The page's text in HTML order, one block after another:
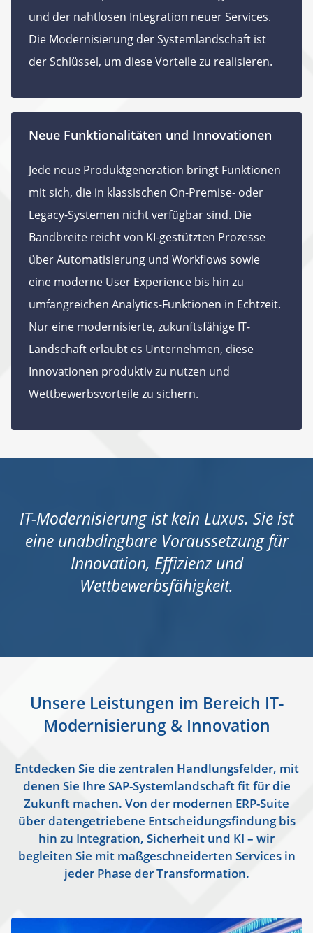
und der nahtlosen Integration neuer Services.
Die Modernisierung der Systemlandschaft ist
der Schlüssel, um diese Vorteile zu realisieren.
Neue Funktionalitäten und Innovationen
Jede neue Produktgeneration bringt Funktionen
mit sich, die in klassischen On-Premise- oder
Legacy-Systemen nicht verfügbar sind. Die
Bandbreite reicht von KI-gestützten Prozesse
über Automatisierung und Workflows sowie
eine moderne User Experience bis hin zu
umfangreichen Analytics-Funktionen in Echtzeit.
Nur eine modernisierte, zukunftsfähige IT-
Landschaft erlaubt es Unternehmen, diese
Innovationen produktiv zu nutzen und
Wettbewerbsvorteile zu sichern.
IT-Modernisierung ist kein Luxus. Sie ist
eine unabdingbare Voraussetzung für
Innovation, Effizienz und
Wettbewerbsfähigkeit.
Unsere Leistungen im Bereich IT-
Modernisierung & Innovation
Entdecken Sie die zentralen Handlungsfelder, mit
denen Sie Ihre SAP-Systemlandschaft fit für die
Zukunft machen. Von der modernen ERP-Suite
über datengetriebene Entscheidungsfindung bis
hin zu Integration, Sicherheit und KI – wir
begleiten Sie mit maßgeschneiderten Services in
jeder Phase der Transformation.